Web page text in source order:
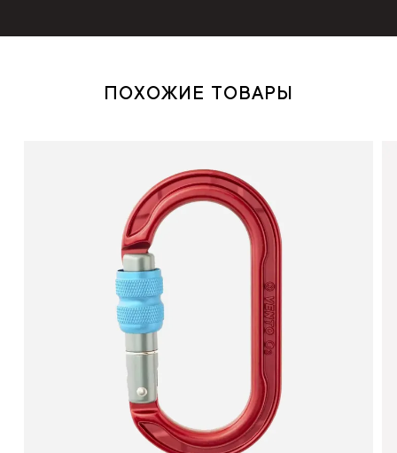
ПОХОЖИЕ ТОВАРЫ